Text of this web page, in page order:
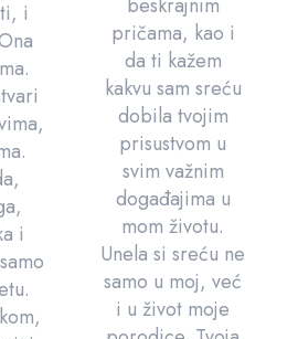
i
i
pričama, kao i
da ti kažem
kakvu sam sreću
dobila tvojim
prisustvom u
svim važnim
događajima u
mom životu.
Unela si sreću ne
samo u moj, već
i u život moje